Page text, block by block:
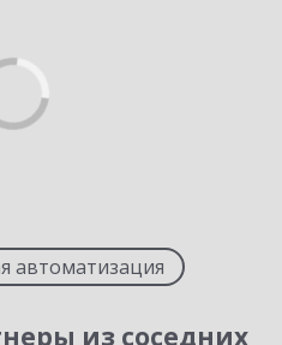
автоматизация
из соседних